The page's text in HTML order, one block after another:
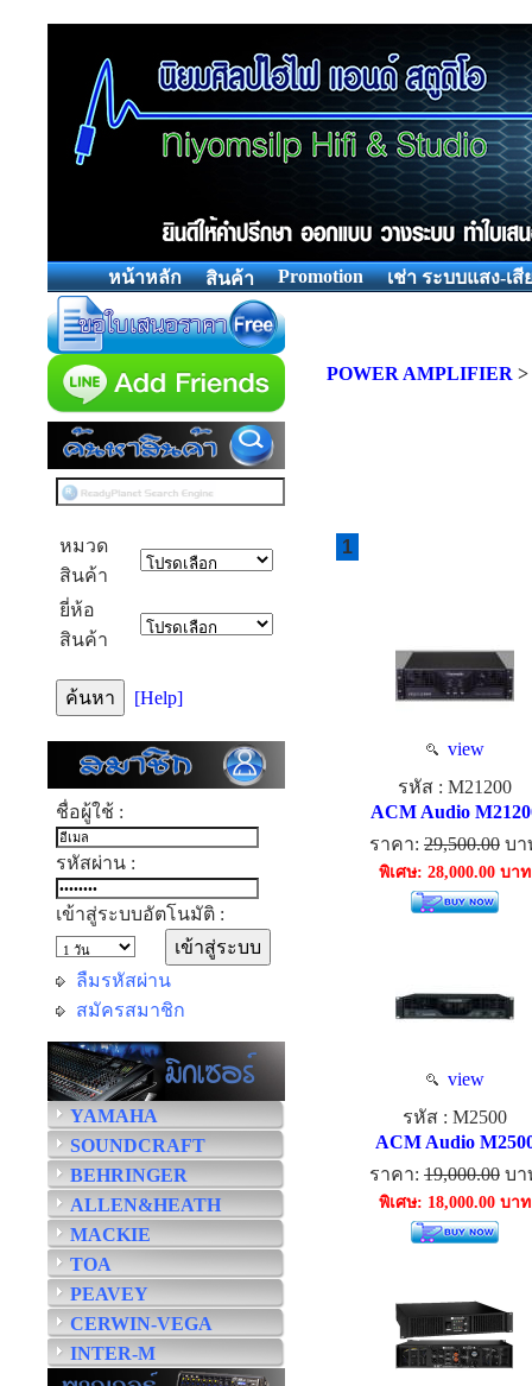
หน้าหลัก สินค้า Promotion เช่า ระบบแสง-เสี
หมวด
สินค้า
ยี่ห้อ
สินค้า
[Help]
ชื่อผู้ใช้ :
รหัสผ่าน :
เข้าสู่ระบบอัตโนมัติ :
ลืมรหัสผ่าน
สมัครสมาชิก
YAMAHA
SOUNDCRAFT
BEHRINGER
ALLEN&HEATH
MACKIE
TOA
PEAVEY
CERWIN-VEGA
INTER-M
POWER AMPLIFIER >
1
view
รหัส : M21200
ACM Audio
ราคา: 29,500.00 บา
พิเศษ: 28,000.00 บาท
view
รหัส : M2500
ACM Audio
ราคา: 19,000.00 บา
พิเศษ: 18,000.00 บาท